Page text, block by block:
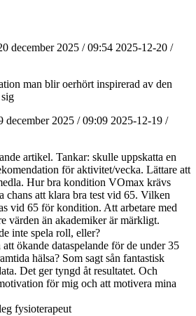
december 2025 / 09:54 2025-12-20 /
man blir oerhört inspirerad av den
december 2025 / 09:09 2025-12-19 /
artikel. Tankar: skulle uppskatta en
för aktivitet/vecka. Lättare att
Hur bra kondition VOmax krävs
chans att klara bra test vid 65. Vilken
vid 65 för kondition. Att arbetare med
värden än akademiker är märkligt.
inte spela roll, eller?
ökande dataspelande för de under 35
hälsa? Som sagt sån fantastisk
Det ger tyngd åt resultatet. Och
för mig och att motivera mina
fysioterapeut